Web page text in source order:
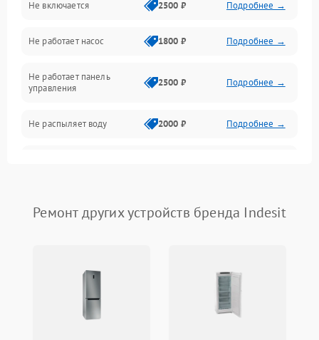
Нагрев
Вода
Гигиена
Программное обеспечение
Не включается 2500 ₽ Подробнее →
Не работает насос 1800 ₽ Подробнее →
Не работает панель
управления
2500 ₽ Подробнее →
Не распыляет воду 2000 ₽ Подробнее →
Проблемы с набором
воды
1800 ₽ Подробнее →
Подробнее →
Ремонт других устройств бренда Indesit